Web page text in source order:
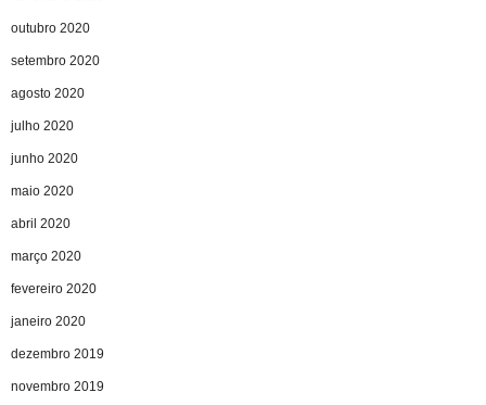
outubro 2020
setembro 2020
agosto 2020
julho 2020
junho 2020
maio 2020
abril 2020
março 2020
fevereiro 2020
janeiro 2020
dezembro 2019
novembro 2019